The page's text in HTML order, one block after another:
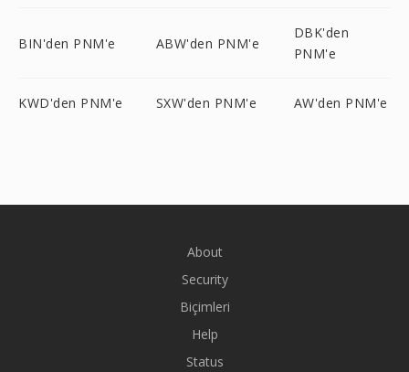
BIN'den PNM'e ABW'den PNM'e
DBK'den
PNM'e
KWD'den PNM'e SXW'den PNM'e AW'den PNM'e
About
Security
Biçimleri
Help
Status